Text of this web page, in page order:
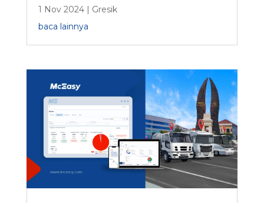
1 Nov 2024| Gresik
baca lainnya